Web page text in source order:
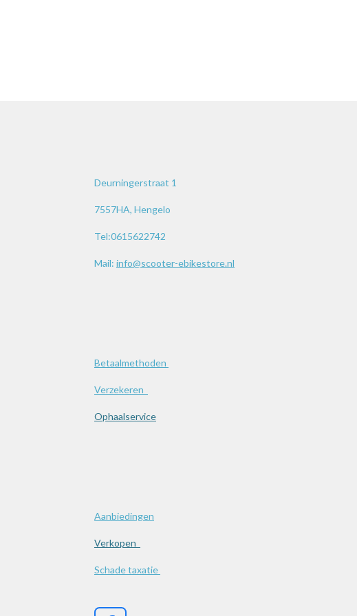
Deurningerstraat 1
7557HA, Hengelo
Tel:0615622742
Mail: info@scooter-ebikestore.nl
Betaalmethoden
Verzekeren
Ophaalservice
Aanbiedingen
Verkopen
Schade taxatie